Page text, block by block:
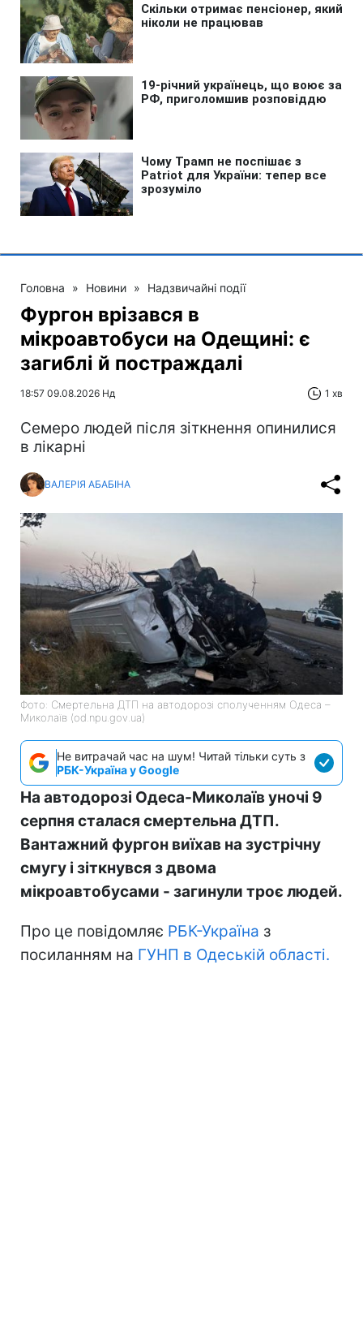
Головна » Новини » Надзвичайні події
Фургон врізався в
мікроавтобуси на Одещині: є
загиблі й постраждалі
18:57 09.08.2026 Нд 1 хв
Cемеро людей після зіткнення опинилися
в лікарні
ВАЛЕРІЯ АБАБІНА
Фото: Смертельна ДТП на автодорозі сполученням Одеса –
Миколаїв (od.npu.gov.ua)
Не витрачай час на шум! Читай тільки суть з
РБК-Україна у Google
На автодорозі Одеса-Миколаїв уночі 9
серпня сталася смертельна ДТП.
Вантажний фургон виїхав на зустрічну
смугу і зіткнувся з двома
мікроавтобусами - загинули троє людей.
Про це повідомляє РБК-Україна з
посиланням на ГУНП в Одеській області.